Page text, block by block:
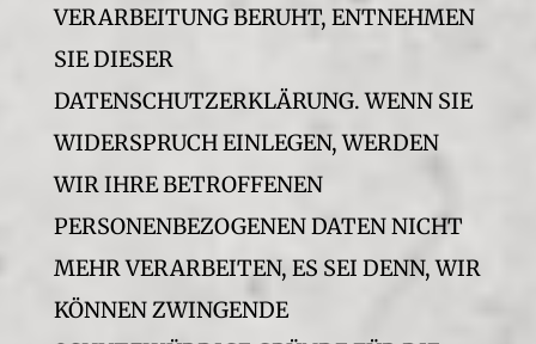
VERARBEITUNG BERUHT, ENTNEHMEN
SIE DIESER
DATENSCHUTZERKLÄRUNG. WENN SIE
WIDERSPRUCH EINLEGEN, WERDEN
WIR IHRE BETROFFENEN
PERSONENBEZOGENEN DATEN NICHT
MEHR VERARBEITEN, ES SEI DENN, WIR
KÖNNEN ZWINGENDE